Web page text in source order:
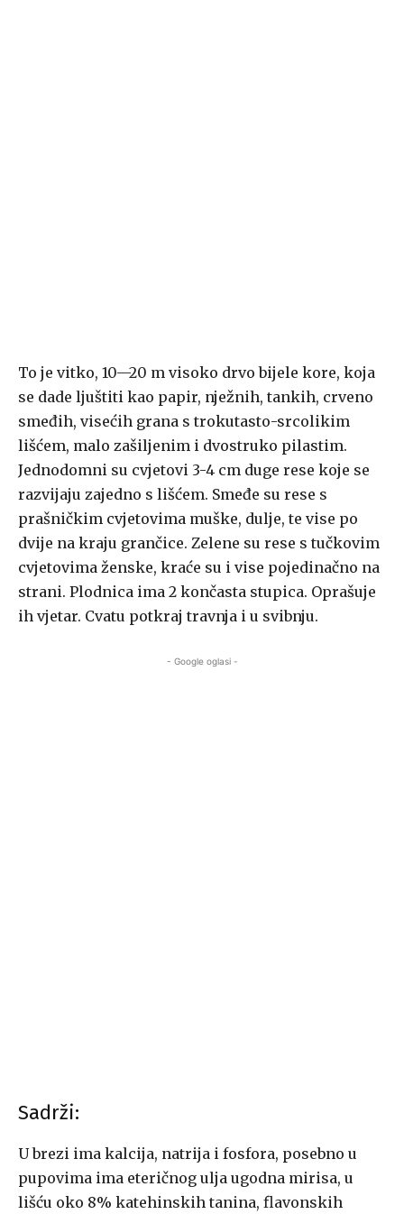
To je vitko, 10—20 m visoko drvo bijele kore, koja
se dade ljuštiti kao papir, nježnih, tankih, crveno
smeđih, visećih grana s trokutasto-srcolikim
lišćem, malo zašiljenim i dvostruko pilastim.
Jednodomni su cvjetovi 3-4 cm duge rese koje se
razvijaju zajedno s lišćem. Smeđe su rese s
prašničkim cvjetovima muške, dulje, te vise po
dvije na kraju grančice. Zelene su rese s tučkovim
cvjetovima ženske, kraće su i vise pojedinačno na
strani. Plodnica ima 2 končasta stupica. Oprašuje
ih vjetar. Cvatu potkraj travnja i u svibnju.
- Google oglasi -
Sadrži:
U brezi ima kalcija, natrija i fosfora, posebno u
pupovima ima eteričnog ulja ugodna mirisa, u
lišću oko 8% katehinskih tanina, flavonskih